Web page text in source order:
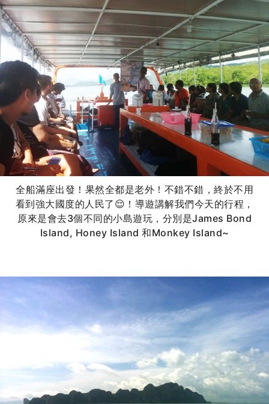
全船滿座出發！果然全都是老外！不錯不錯，終於不用
看到強大國度的人民了😌！導遊講解我們今天的行程，
原來是會去3個不同的小島遊玩，分別是James Bond
Island, Honey Island 和Monkey Island~